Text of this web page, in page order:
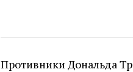
Противники Дональда